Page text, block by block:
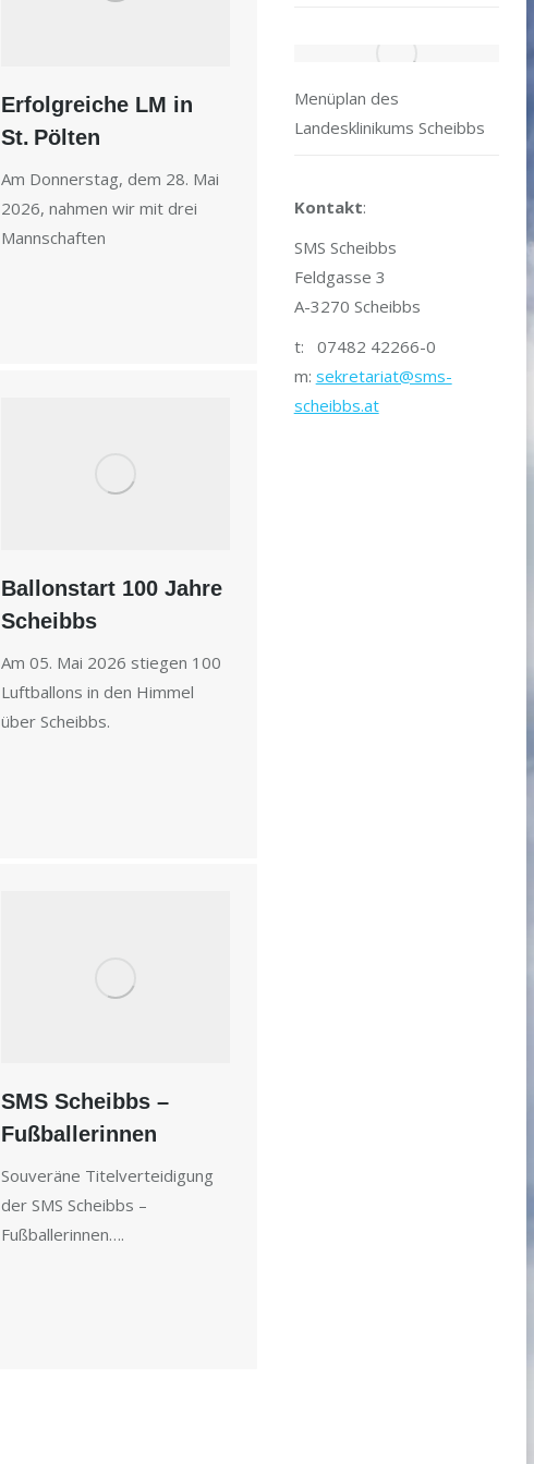
Erfolgreiche LM in
St. Pölten
Am Donnerstag, dem 28. Mai
2026, nahmen wir mit drei
Mannschaften
Ballonstart 100 Jahre
Scheibbs
Am 05. Mai 2026 stiegen 100
Luftballons in den Himmel
über Scheibbs.
SMS Scheibbs –
Fußballerinnen
Souveräne Titelverteidigung
der SMS Scheibbs –
Fußballerinnen….
Menüplan des
Landesklinikums Scheibbs
Kontakt:
SMS Scheibbs
Feldgasse 3
A-3270 Scheibbs
t: 07482 42266-0
m: sekretariat@sms-
scheibbs.at